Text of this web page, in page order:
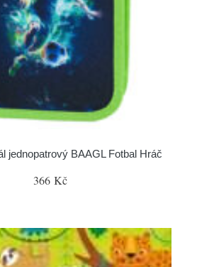
jednopatrový BAAGL Fotbal Hráč
366 Kč